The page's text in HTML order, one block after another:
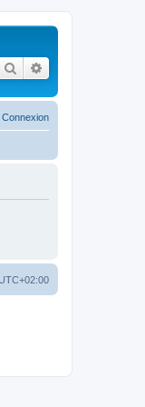
Rechercher
Connexion
UTC+02:00